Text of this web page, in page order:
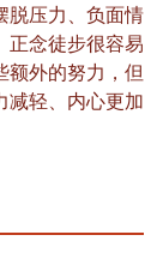
脱压力、负面情
正念徒步很容易
额外的努力，但
减轻、内心更加